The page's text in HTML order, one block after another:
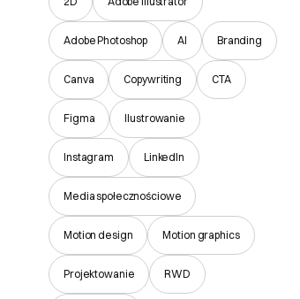
Adobe Photoshop AI Branding
Canva Copywriting CTA
Figma Ilustrowanie
Instagram LinkedIn
Media społecznościowe
Motion design Motion graphics
Projektowanie RWD